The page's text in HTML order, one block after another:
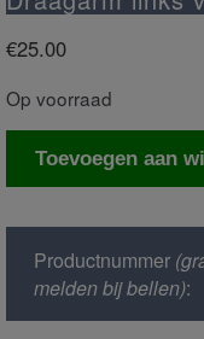
€25.00
Op voorraad
Draagarm
Toevoegen aan
Productnummer
melden bij bellen):